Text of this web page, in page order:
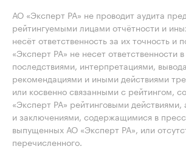
АО «Эксперт РА» не проводит аудита
рейтингуемыми лицами отчётности и
несёт ответственность за их точность и
«Эксперт РА» не несет ответственности
последствиями, интерпретациями,
рекомендациями и иными действиями
или косвенно связанными с рейтингом,
«Эксперт РА» рейтинговыми
и заключениями, содержащимися в
выпущенных АО «Эксперт РА», или
перечисленного.